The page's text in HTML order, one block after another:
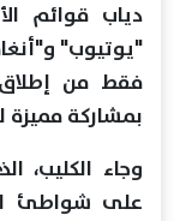
دياب قوائم
"يوتيوب"
فقط من إطلاق
بمشاركة مميزة
وجاء الكليب،
على شواطئ